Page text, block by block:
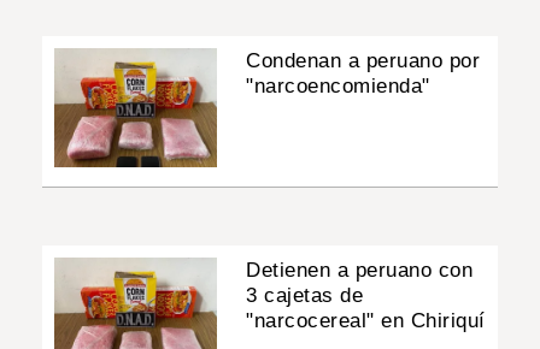
Condenan a peruano por
"narcoencomienda"
Detienen a peruano con
3 cajetas de
"narcocereal" en Chiriquí